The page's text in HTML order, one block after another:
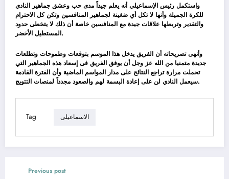
واستكمل رئيس الإسماعيلي أنه يعلم جيداً مدى حب وعشق جماهير النادي
للكرة الجميلة وأنها لا تكل أي ضغينة لجماهير المنافسين وتكن كل الاحترام
والتقدير وتربطها علاقات جيدة مع المنافسين خاصة أن ذلك لا يتخطى حدود
المستطيل الأخضر.
وأنهى تصريحاته أن الفريق يدخل هذا الموسم بتوقعات وطموحات وتطلعات
جديدة متمنيا من الله عز وجل أن يوفق الفريق فى إسعاد هذه الجماهير التي
تحملت مرارة تراجع النتائج على مدار المواسم الماضية وأن الفترة القادمة
سيعمل النادي لن على إعادة البسمة لهم والصعود مجدداً لمنصات التتويج.
Tag الاسماعيلى
Previous post